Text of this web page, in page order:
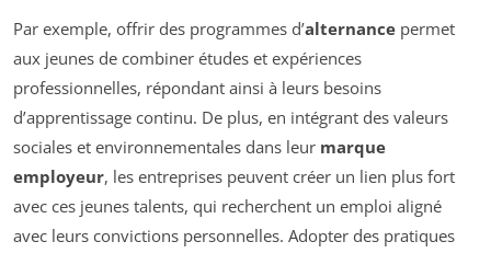
Par exemple, offrir des programmes d’alternance permet
aux jeunes de combiner études et expériences
professionnelles, répondant ainsi à leurs besoins
d’apprentissage continu. De plus, en intégrant des valeurs
sociales et environnementales dans leur marque
employeur, les entreprises peuvent créer un lien plus fort
avec ces jeunes talents, qui recherchent un emploi aligné
avec leurs convictions personnelles. Adopter des pratiques